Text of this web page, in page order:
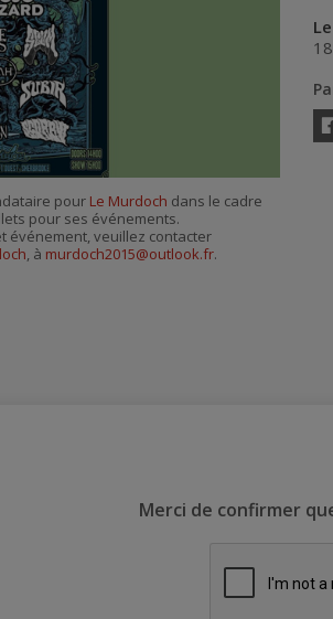
pour Le Murdoch dans le cadre
pour ses événements.
événement, veuillez contacter
, à murdoch2015@outlook.fr.
Merci de confirmer